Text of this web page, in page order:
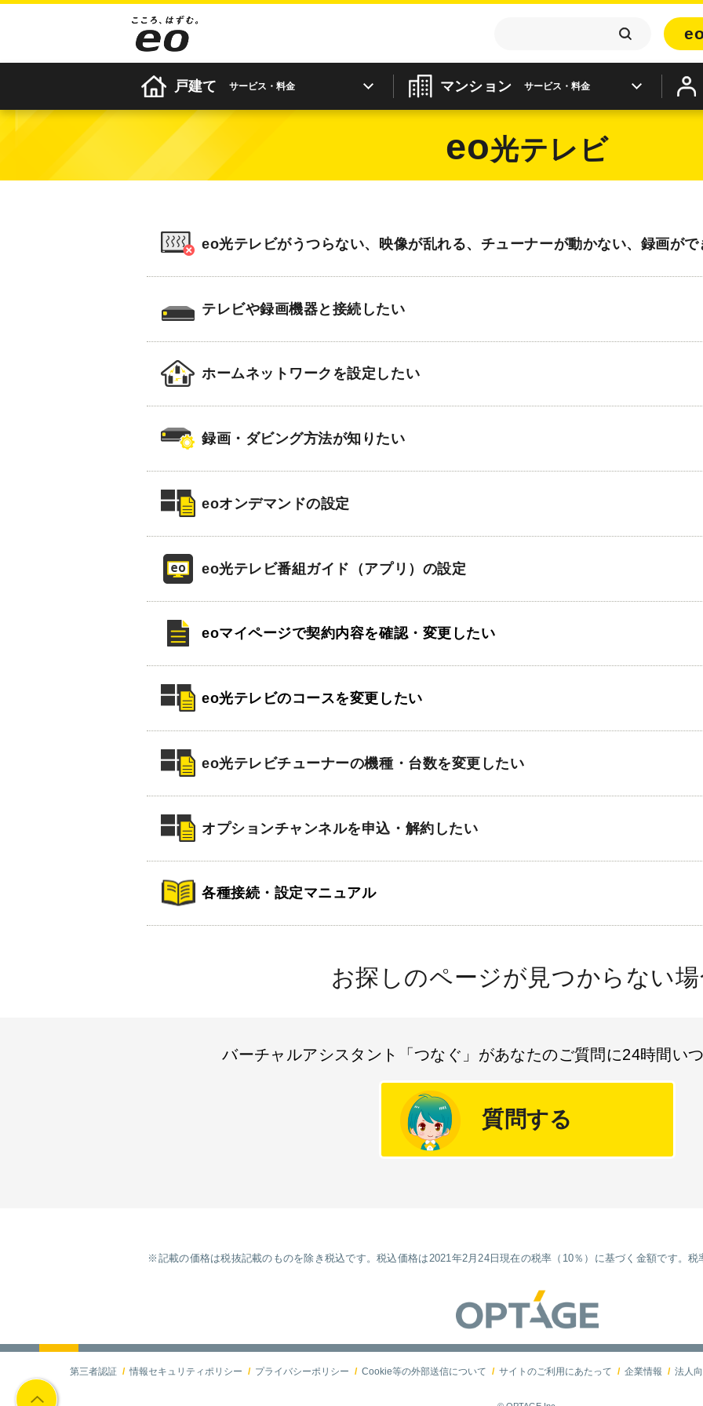
戸建て サービス・料金 マンション サービス・料金
eo光テレビ
eo光テレビがうつらない、映像が乱れる、チューナーが動かない、録画が
テレビや録画機器と接続したい
ホームネットワークを設定したい
録画・ダビング方法が知りたい
eoオンデマンドの設定
eo光テレビ番組ガイド（アプリ）の設定
eoマイページで契約内容を確認・変更したい
eo光テレビのコースを変更したい
eo光テレビチューナーの機種・台数を変更したい
オプションチャンネルを申込・解約したい
各種接続・設定マニュアル
お探しのページが見つからない
バーチャルアシスタント「つなぐ」があなたのご質問に24時間い
質問する
※記載の価格は税抜記載のものを除き税込です。税込価格は2021年2月24日現在の税率（10％）に基づく金額です。
第三者認証 情報セキュリティポリシー プライバシーポリシー Cookie等の外部送信について サイトのご利用にあたって 企業情報 法人